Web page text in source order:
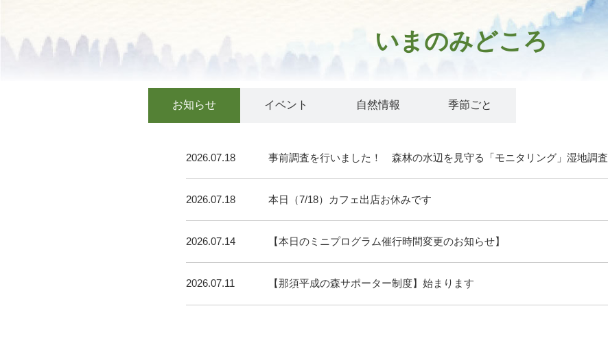
いまのみどころ
お知らせ イベント 自然情報 季節ごと
2026.07.18 事前調査を行いました！ 森林の水辺を見守る「モニタリング」湿地調査
2026.07.18 本日（7/18）カフェ出店お休みです
2026.07.14 【本日のミニプログラム催行時間変更のお知らせ】
2026.07.11 【那須平成の森サポーター制度】始まります